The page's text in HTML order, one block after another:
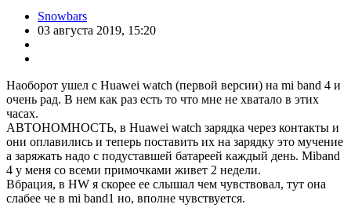
Snowbars
03 августа 2019, 15:20
Наоборот ушел с Huawei watch (первой версии) на mi band 4 и
очень рад. В нем как раз есть то что мне не хватало в этих
часах.
АВТОНОМНОСТЬ, в Huawei watch зарядка через контакты и
они оплавились и теперь поставить их на зарядку это мучение
а заряжать надо с подуставшей батареей каждый день. Miband
4 у меня со всеми примочками живет 2 недели.
Вбрация, в HW я скорее ее слышал чем чувствовал, тут она
слабее че в mi band1 но, вполне чувствуется.